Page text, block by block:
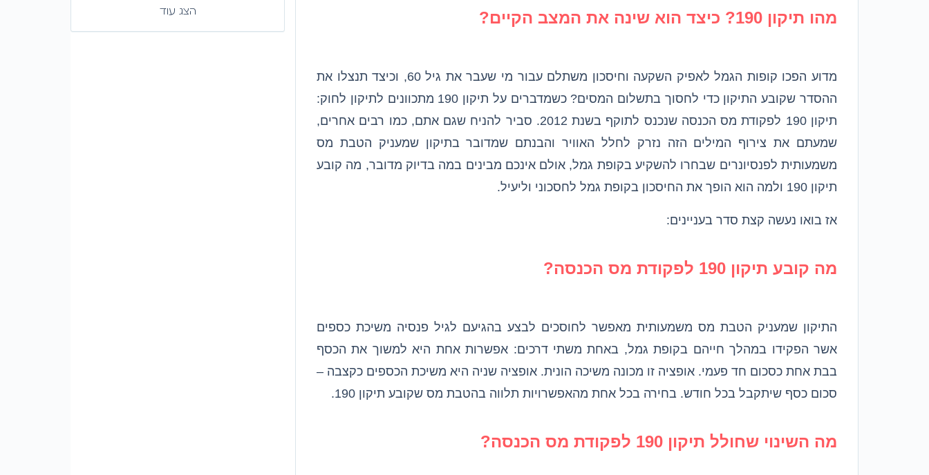
מהו תיקון 190? כיצד הוא שינה את המצב הקיים?
מדוע הפכו קופות הגמל לאפיק השקעה וחיסכון משתלם עבור מי שעבר את גיל 60, וכיצד תנצלו את
ההסדר שקובע התיקון כדי לחסוך בתשלום המסים? כשמדברים על תיקון 190 מתכוונים לתיקון לחוק:
תיקון 190 לפקודת מס הכנסה שנכנס לתוקף בשנת 2012. סביר להניח שגם אתם, כמו רבים אחרים,
שמעתם את צירוף המילים הזה נזרק לחלל האוויר והבנתם שמדובר בתיקון שמעניק הטבת מס
משמעותית לפנסיונרים שבחרו להשקיע בקופת גמל, אולם אינכם מבינים במה בדיוק מדובר, מה קובע
תיקון 190 ולמה הוא הופך את החיסכון בקופת גמל לחסכוני וליעיל.
אז בואו נעשה קצת סדר בעניינים:
מה קובע תיקון 190 לפקודת מס הכנסה?
התיקון שמעניק הטבת מס משמעותית מאפשר לחוסכים לבצע בהגיעם לגיל פנסיה משיכת כספים
אשר הפקידו במהלך חייהם בקופת גמל, באחת משתי דרכים: אפשרות אחת היא למשוך את הכסף
בבת אחת כסכום חד פעמי. אופציה זו מכונה משיכה הונית. אופציה שניה היא משיכת הכספים כקצבה –
סכום כסף שיתקבל בכל חודש. בחירה בכל אחת מהאפשרויות תלווה בהטבת מס שקובע תיקון 190.
מה השינוי שחולל תיקון 190 לפקודת מס הכנסה?
הצג עוד